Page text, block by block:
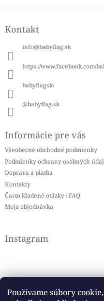
Používame súbory
pKontakt
info@babyflag.sk
https://www.facebook.com/
babyflagsk/
@babyflag.sk
Informácie pre vás
Všeobecné obchodné podmienky
Podmienky ochrany osobných
Doprava a platba
Kontakty
Často kladené otázky / FAQ
Moja objednávka
Instagram